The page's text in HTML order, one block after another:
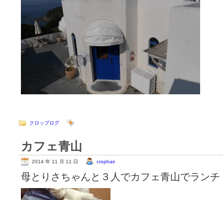
クロップログ
カフェ青山
2014 年 11 月 11 日 crophair
母とりさちゃんと３人でカフェ青山でランチ